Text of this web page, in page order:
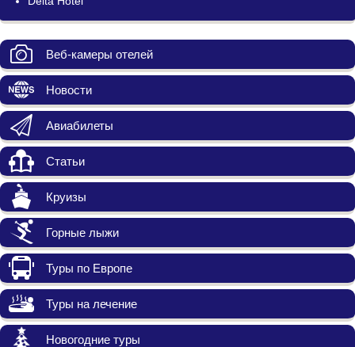
Веб-камеры отелей
Новости
Авиабилеты
Статьи
Круизы
Горные лыжи
Туры по Европе
Туры на лечение
Новогодние туры